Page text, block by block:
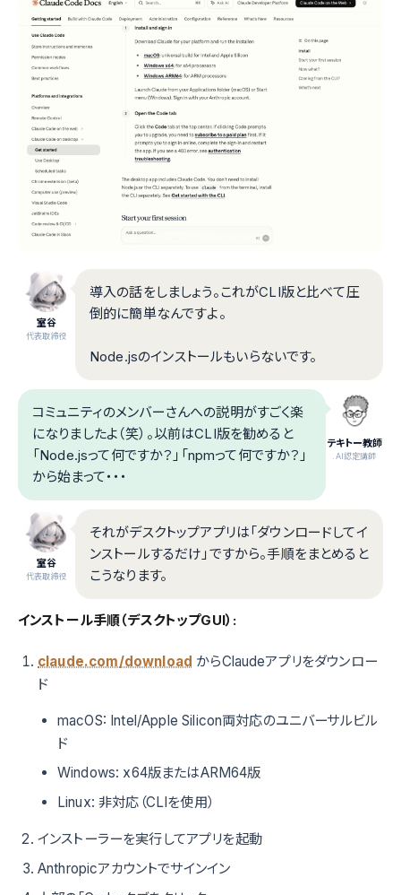
室谷
代表取締役
導入の話をしましょう。これがCLI版と比べて圧
倒的に簡単なんですよ。
Node.jsのインストールもいらないです。
テキトー教師
.AI認定講師
コミュニティのメンバーさんへの説明がすごく楽
になりましたよ（笑）。以前はCLI版を勧めると
「Node.jsって何ですか？」「npmって何ですか？」
から始まって・・・
室谷
代表取締役
それがデスクトップアプリは「ダウンロードしてイ
ンストールするだけ」ですから。手順をまとめると
こうなります。
インストール手順（デスクトップGUI）:
claude.com/download からClaudeアプリをダウンロー
ド
macOS: Intel/Apple Silicon両対応のユニバーサルビル
ド
Windows: x64版またはARM64版
Linux: 非対応（CLIを使用）
インストーラーを実行してアプリを起動
Anthropicアカウントでサインイン